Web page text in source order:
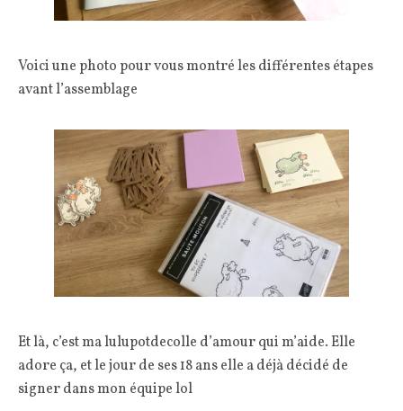
Voici une photo pour vous montré les différentes étapes
avant l’assemblage
Et là, c’est ma lulupotdecolle d’amour qui m’aide. Elle
adore ça, et le jour de ses 18 ans elle a déjà décidé de
signer dans mon équipe lol